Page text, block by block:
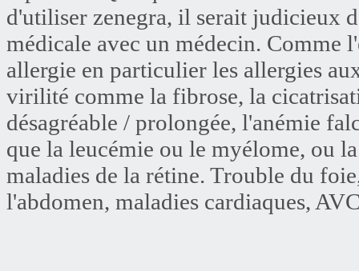
d'utiliser zenegra, il serait judicieux
médicale avec un médecin.
allergie en particulier les allergies
virilité comme la fibrose, la
désagréable / prolongée, l'anémie
que la leucémie ou le myélome, ou
maladies de la rétine. Trouble du
l'abdomen, maladies cardiaques,